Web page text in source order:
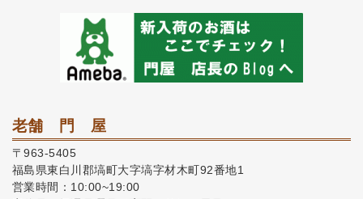
老舗 門 屋
〒963-5405
福島県東白川郡塙町大字塙字材木町92番地1
営業時間：10:00~19:00